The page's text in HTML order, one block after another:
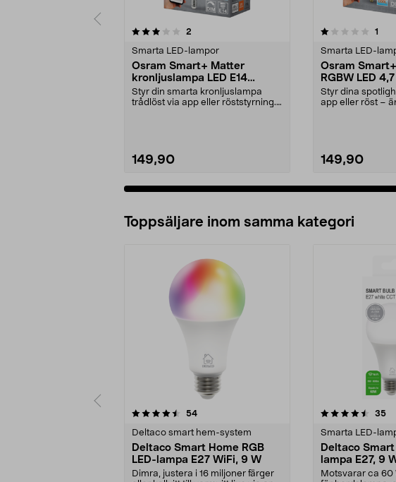
2
Smarta LED-lampor
Osram Smart+ Matter
kronljuslampa LED E14
RGBW 4,9 W
Styr din smarta kronljuslampa
trådlöst via app eller röststyrning.
149,90
1.0av 5 stjärnor 1
Smarta LED-
Osram
RGBW LED
Styr dina
app eller röst –
149,90
4.0av
Toppsäljare inom samma kategori
54recensioner
Deltaco smart hem-system
Deltaco Smart Home RGB
LED-lampa E27 WiFi, 9 W
Dimra, justera i 16 miljoner färger
4.5 av 5 stjärnor 35
Smarta LED-
Deltaco
lampa E27, 9
Motsvarar ca 60
4.5 av